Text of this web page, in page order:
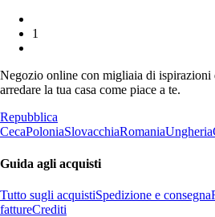
1
Negozio online con migliaia di ispirazioni
arredare la tua casa come piace a te.
Repubblica
CecaPoloniaSlovacchiaRomaniaUngheria
Guida agli acquisti
Tutto sugli acquistiSpedizione e consegna
fattureCrediti